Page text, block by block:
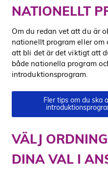
NATIONELLT
Om du redan vet att du är
nationellt program eller om
att bli det är det viktigt att
både nationella program
introduktionsprogram.
Fler tips om du ska
VÄLJ
DINA VAL I